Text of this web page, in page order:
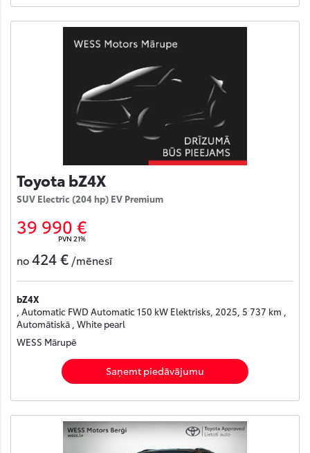
Toyota bZ4X
SUV Electric (204 hp) EV Premium
39 990 €
PVN 21%
no424 € /mēnesī
bZ4X
, Automatic FWD Automatic 150 kW Elektrisks, 2025, 5 737 km ,
Automātiskā , White pearl
WESS Mārupē
Saņemt piedāvājumu